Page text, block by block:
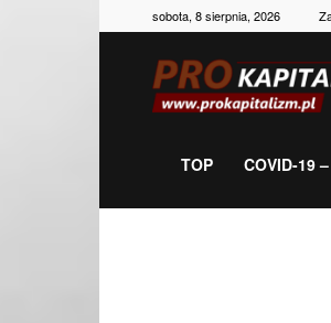
sobota, 8 sierpnia, 2026
TOP COVID-19